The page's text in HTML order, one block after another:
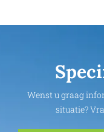
Wenst u graag
situatie?